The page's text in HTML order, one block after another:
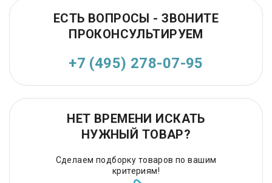
ЕСТЬ ВОПРОСЫ - ЗВОНИТЕ
ПРОКОНСУЛЬТИРУЕМ
+7 (495) 278-07-95
НЕТ ВРЕМЕНИ ИСКАТЬ
НУЖНЫЙ ТОВАР?
Сделаем подборку товаров по вашим
критериям!